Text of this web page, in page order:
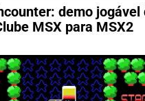
demo jogável
MSX para MSX2